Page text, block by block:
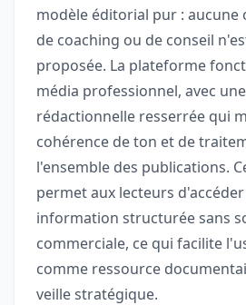
modèle éditorial pur : aucune
de coaching ou de conseil
proposée. La plateforme
média professionnel, avec
rédactionnelle resserrée qui
cohérence de ton et de
l'ensemble des publications.
permet aux lecteurs
information structurée sans
commerciale, ce qui facilite
comme ressource
veille stratégique.